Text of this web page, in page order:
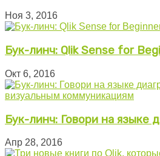
Ноя 3, 2016
Бук-линч: Qlik Sense for
Окт 6, 2016
Бук-линч: Говори на языке
Апр 28, 2016